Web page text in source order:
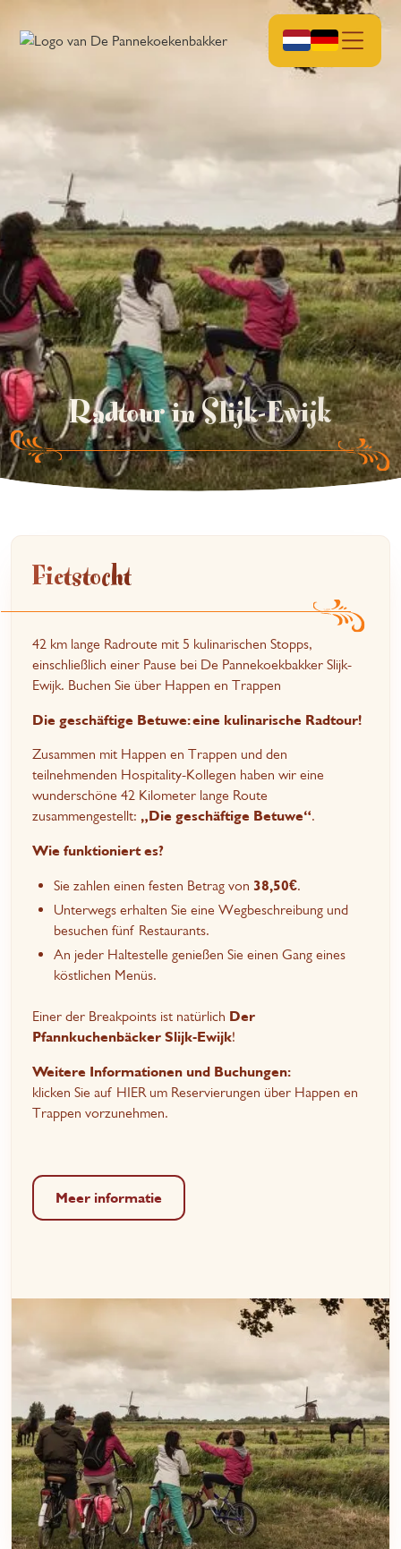
Radtour in Slijk-Ewijk
Fietstocht
42 km lange Radroute mit 5 kulinarischen Stopps,
einschließlich einer Pause bei De Pannekoekbakker Slijk-
Ewijk. Buchen Sie über Happen en Trappen
Die geschäftige Betuwe: eine kulinarische Radtour!
Zusammen mit Happen en Trappen und den
teilnehmenden Hospitality-Kollegen haben wir eine
wunderschöne 42 Kilometer lange Route
zusammengestellt:„Die geschäftige Betuwe“.
Wie funktioniert es?
Sie zahlen einen festen Betrag von 38,50€.
Unterwegs erhalten Sie eine Wegbeschreibung und
besuchen fünf Restaurants.
An jeder Haltestelle genießen Sie einen Gang eines
köstlichen Menüs.
Einer der Breakpoints ist natürlich Der
Pfannkuchenbäcker Slijk-Ewijk!
Weitere Informationen und Buchungen:
klicken Sie auf HIERum Reservierungen über Happen en
Trappen vorzunehmen.
Meer informatie